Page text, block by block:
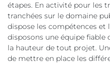
étapes. En activité pour les
tranchées sur le domaine
dispose les compétences et
disposons une équipe fiable
la hauteur de tout projet.
de mettre en place les